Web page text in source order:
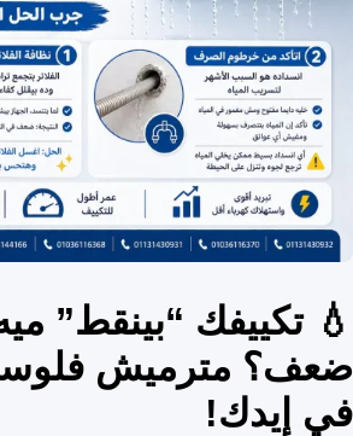
💧 تكييفك “بينقط”
ضعف؟ مترميش
في إيدك!